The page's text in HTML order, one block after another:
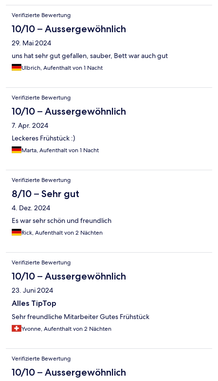
Verifizierte Bewertung
10/10 – Aussergewöhnlich
29. Mai 2024
uns hat sehr gut gefallen, sauber, Bett war auch gut
Ulbrich, Aufenthalt von 1 Nacht
Verifizierte Bewertung
10/10 – Aussergewöhnlich
7. Apr. 2024
Leckeres Frühstück :)
Marta, Aufenthalt von 1 Nacht
Verifizierte Bewertung
8/10 – Sehr gut
4. Dez. 2024
Es war sehr schön und freundlich
Rick, Aufenthalt von 2 Nächten
Verifizierte Bewertung
10/10 – Aussergewöhnlich
23. Juni 2024
Alles TipTop
Sehr freundliche Mitarbeiter Gutes Frühstück
Yvonne, Aufenthalt von 2 Nächten
Verifizierte Bewertung
10/10 – Aussergewöhnlich